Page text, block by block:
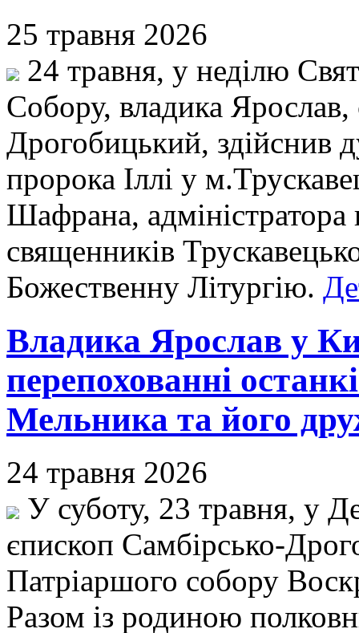
25 травня 2026
24 травня, у неділю
Собору, владика
Дрогобицький, здійснив
пророка Іллі у
Шафрана,
священників
Божественну Літургію.
Владика Ярослав у
перепохованні
Мельника та його
24 травня 2026
У суботу, 23 травня, у
єпископ Самбірсько-
Патріаршого собору
Разом із родиною